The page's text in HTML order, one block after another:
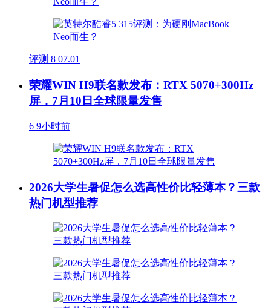
评测 8 07.01
荣耀WIN H9联名款发布：RTX 5070+300Hz
屏，7月10日全球限量发售
6 9小时前
2026大学生暑促怎么选高性价比轻薄本？三款
热门机型推荐